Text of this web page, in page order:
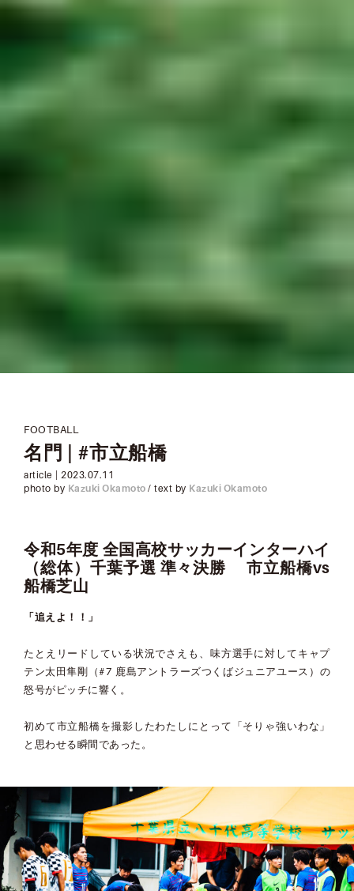
FOOTBALL
名門 | #市立船橋
article | 2023.07.11
photo by Kazuki Okamoto / text by Kazuki Okamoto
令和5年度 全国高校サッカーインターハイ
（総体）千葉予選 準々決勝 市立船橋vs
船橋芝山
「追えよ！！」
たとえリードしている状況でさえも、味方選手に対してキャプ
テン太田隼剛（#7 鹿島アントラーズつくばジュニアユース）の
怒号がピッチに響く。
初めて市立船橋を撮影したわたしにとって「そりゃ強いわな」
と思わせる瞬間であった。